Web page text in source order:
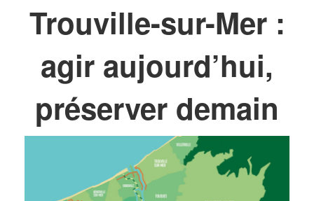
Trouville-sur-Mer :
agir aujourd’hui,
préserver demain